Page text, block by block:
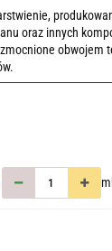
oraz innych
obwojem